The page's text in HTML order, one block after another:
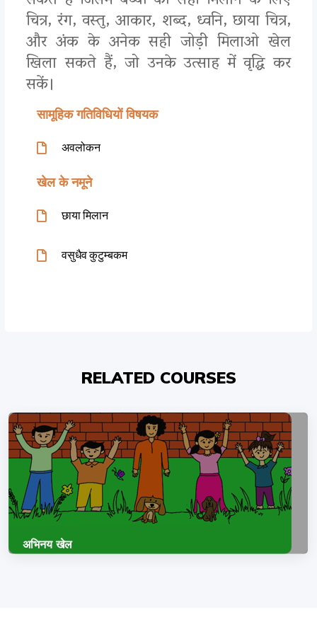
चित्र, रंग, वस्तु, आकार, शब्द, ध्वनि, छाया चित्र,
और अंक के अनेक सही जोड़ी मिलाओ खेल
खिला सकते हैं, जो उनके उत्साह में वृद्धि कर
सकें।
सामूहिक गतिविधियों विषयक
अवलोकन
खेल के नमूने
छाया मिलान
वसुधैव कुटुम्बकम
RELATED COURSES
अभिनय खेल